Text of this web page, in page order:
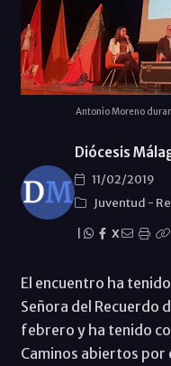
Antonio Moreno
Diócesis
11/02/2019
Juventud -
X
El encuentro ha
Señora del Recuerdo
febrero y ha tenido
Caminos abiertos por